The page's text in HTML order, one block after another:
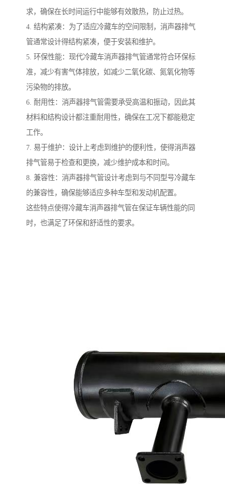
求，确保在长时间运行中能够有效散热，防止过热。
4. 结构紧凑：为了适应冷藏车的空间限制，消声器排气
管通常设计得结构紧凑，便于安装和维护。
5. 环保性能：现代冷藏车消声器排气管通常符合环保标
准，减少有害气体排放，如减少二氧化碳、氮氧化物等
污染物的排放。
6. 耐用性：消声器排气管需要承受高温和振动，因此其
材料和结构设计都注重耐用性，确保在工况下都能稳定
工作。
7. 易于维护：设计上考虑到维护的便利性，使得消声器
排气管易于检查和更换，减少维护成本和时间。
8. 兼容性：消声器排气管设计考虑到与不同型号冷藏车
的兼容性，确保能够适应多种车型和发动机配置。
这些特点使得冷藏车消声器排气管在保证车辆性能的同
时，也满足了环保和舒适性的要求。